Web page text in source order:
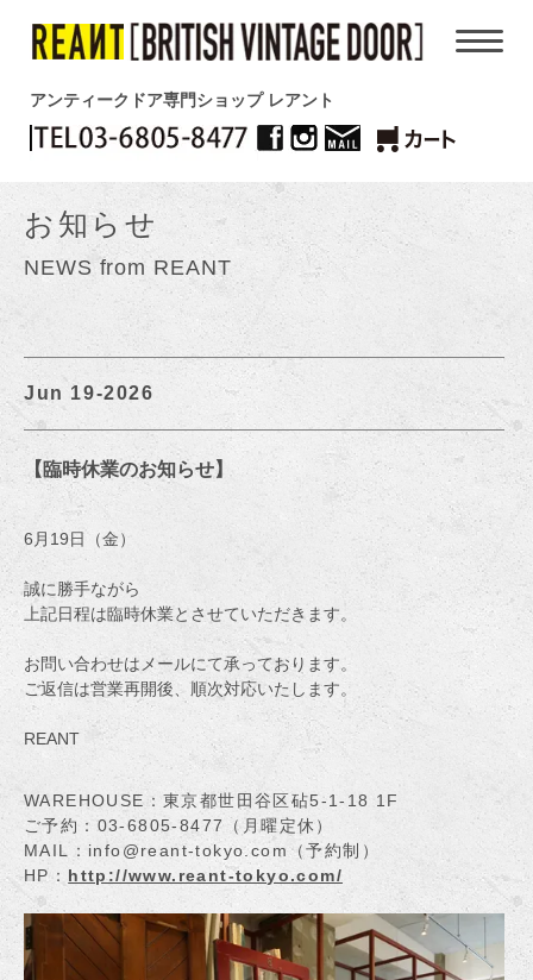
アンティークドア専門ショップ レアント
お知らせ
NEWS from REANT
Jun 19-2026
【臨時休業のお知らせ】
6月19日（金）
誠に勝手ながら
上記日程は臨時休業とさせていただきます。
お問い合わせはメールにて承っております。
ご返信は営業再開後、順次対応いたします。
REANT
WAREHOUSE：東京都世田谷区砧5-1-18 1F
ご予約：03-6805-8477（月曜定休）
MAIL：info@reant-tokyo.com（予約制）
HP： http://www.reant-tokyo.com/